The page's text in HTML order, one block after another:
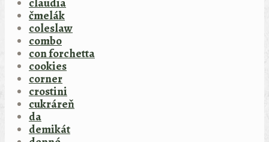
claudia
čmelák
coleslaw
combo
con forchetta
cookies
corner
crostini
cukráreň
da
demikát